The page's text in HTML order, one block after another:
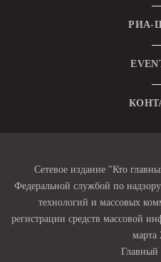
РИА-
Сетевое издание "Кто
Федеральной службой по
технологий и массовых
регистрации средств массовой
марта
Главный